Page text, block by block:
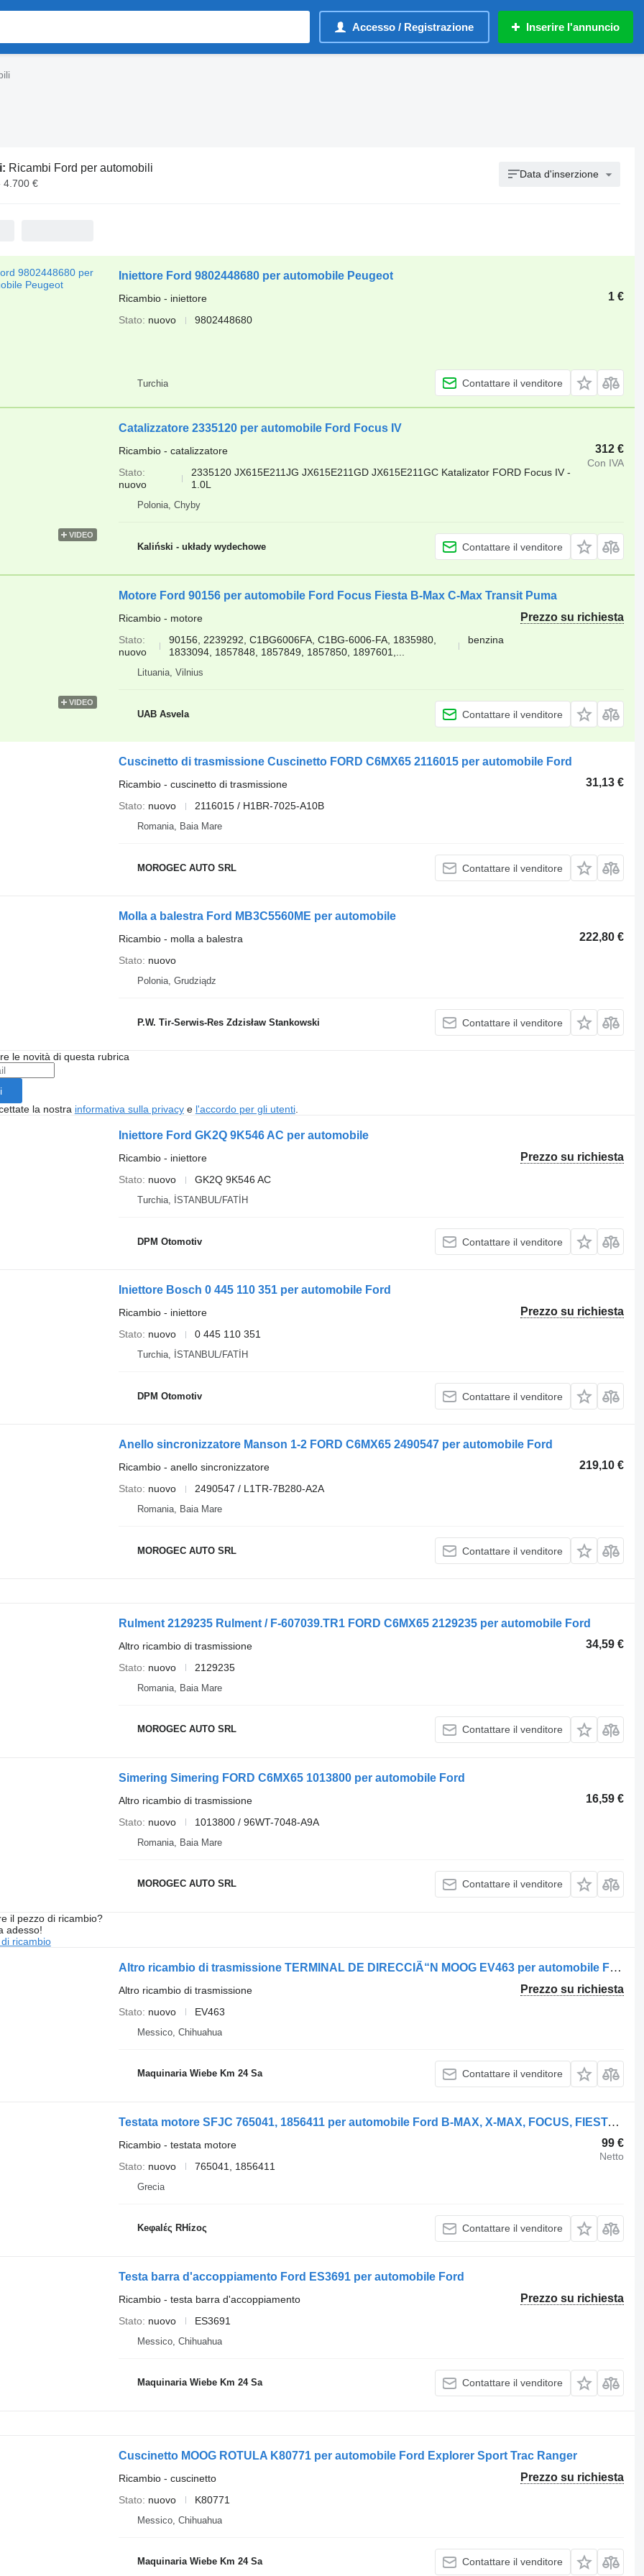
Accesso / Registrazione Inserire l'annuncio
Ricambi Ford per automobili
4.700 €
Data d'inserzione
Iniettore Ford 9802448680 per automobile Peugeot
1 €
Ricambio - iniettore
Stato
nuovo 9802448680
Turchia Contattare il venditore
VIDEO
Catalizzatore 2335120 per automobile Ford Focus IV
312 €
Con IVA
Ricambio - catalizzatore
Stato
nuovo
2335120 JX615E211JG JX615E211GD JX615E211GC Katalizator FORD Focus IV -
1.0L
Polonia, Chyby
Kaliński - układy wydechowe Contattare il venditore
VIDEO
Motore Ford 90156 per automobile Ford Focus Fiesta B-Max C-Max Transit Puma
Prezzo su richiesta
Ricambio - motore
Stato
nuovo
90156, 2239292, C1BG6006FA, C1BG-6006-FA, 1835980,
1833094, 1857848, 1857849, 1857850, 1897601,...
benzina
Lituania, Vilnius
UAB Asvela Contattare il venditore
Cuscinetto di trasmissione Cuscinetto FORD C6MX65 2116015 per automobile Ford
31,13 €
Ricambio - cuscinetto di trasmissione
Stato
nuovo 2116015 / H1BR-7025-A10B
Romania, Baia Mare
MOROGEC AUTO SRL Contattare il venditore
Molla a balestra Ford MB3C5560ME per automobile
222,80 €
Ricambio - molla a balestra
Stato
nuovo
Polonia, Grudziądz
P.W. Tir-Serwis-Res Zdzisław Stankowski Contattare il venditore
le novità di questa rubrica
la nostra informativa sulla privacye l'accordo per gli utenti.
Iniettore Ford GK2Q 9K546 AC per automobile
Prezzo su richiesta
Ricambio - iniettore
Stato
nuovo GK2Q 9K546 AC
Turchia, İSTANBUL/FATİH
DPM Otomotiv Contattare il venditore
Iniettore Bosch 0 445 110 351 per automobile Ford
Prezzo su richiesta
Ricambio - iniettore
Stato
nuovo 0 445 110 351
Turchia, İSTANBUL/FATİH
DPM Otomotiv Contattare il venditore
Anello sincronizzatore Manson 1-2 FORD C6MX65 2490547 per automobile Ford
219,10 €
Ricambio - anello sincronizzatore
Stato
nuovo 2490547 / L1TR-7B280-A2A
Romania, Baia Mare
MOROGEC AUTO SRL Contattare il venditore
Rulment 2129235 Rulment / F-607039.TR1 FORD C6MX65 2129235 per automobile Ford
34,59 €
Altro ricambio di trasmissione
Stato
nuovo 2129235
Romania, Baia Mare
MOROGEC AUTO SRL Contattare il venditore
Simering Simering FORD C6MX65 1013800 per automobile Ford
16,59 €
Altro ricambio di trasmissione
Stato
nuovo 1013800 / 96WT-7048-A9A
Romania, Baia Mare
MOROGEC AUTO SRL Contattare il venditore
il pezzo di ricambio?
adesso!
ricambio
Altro ricambio di trasmissione TERMINAL DE DIRECCIÃ“N MOOG EV463 per automobile Ford F150 4.6L V8 2004-2006
Prezzo su richiesta
Altro ricambio di trasmissione
Stato
nuovo EV463
Messico, Chihuahua
Maquinaria Wiebe Km 24 Sa Contattare il venditore
Testata motore SFJC 765041, 1856411 per automobile Ford B-MAX, X-MAX, FOCUS, FIESTA, ECOBOOST, TOURNEO, TRANSIT
99 €
Netto
Ricambio - testata motore
Stato
nuovo 765041, 1856411
Grecia
Keφalές RHίzoς Contattare il venditore
Testa barra d'accoppiamento Ford ES3691 per automobile Ford
Prezzo su richiesta
Ricambio - testa barra d'accoppiamento
Stato
nuovo ES3691
Messico, Chihuahua
Maquinaria Wiebe Km 24 Sa Contattare il venditore
Cuscinetto MOOG ROTULA K80771 per automobile Ford Explorer Sport Trac Ranger
Prezzo su richiesta
Ricambio - cuscinetto
Stato
nuovo K80771
Messico, Chihuahua
Maquinaria Wiebe Km 24 Sa Contattare il venditore